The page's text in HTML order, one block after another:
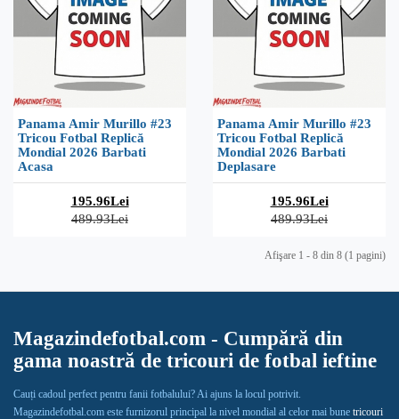
Panama Amir Murillo #23
Tricou Fotbal Replică
Mondial 2026 Barbati
Acasa
195.96Lei
489.93Lei
Panama Amir Murillo #23
Tricou Fotbal Replică
Mondial 2026 Barbati
Deplasare
195.96Lei
489.93Lei
Afişare 1 - 8 din 8 (1 pagini)
Magazindefotbal.com - Cumpără din
gama noastră de tricouri de fotbal ieftine
Cauți cadoul perfect pentru fanii fotbalului? Ai ajuns la locul potrivit.
Magazindefotbal.com este furnizorul principal la nivel mondial al celor mai bune tricouri